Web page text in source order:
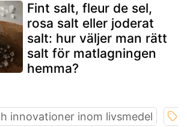
Fint salt, fleur de sel,
rosa salt eller joderat
salt: hur väljer man rätt
salt för matlagningen
hemma?
innovationer inom livsmedel